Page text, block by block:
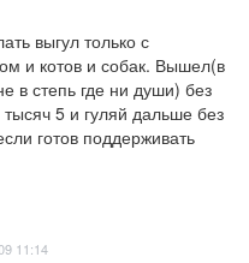
выгул только с
и котов и собак. Вышел(в
в степь где ни души) без
5 и гуляй дальше без
готов поддерживать
11:14